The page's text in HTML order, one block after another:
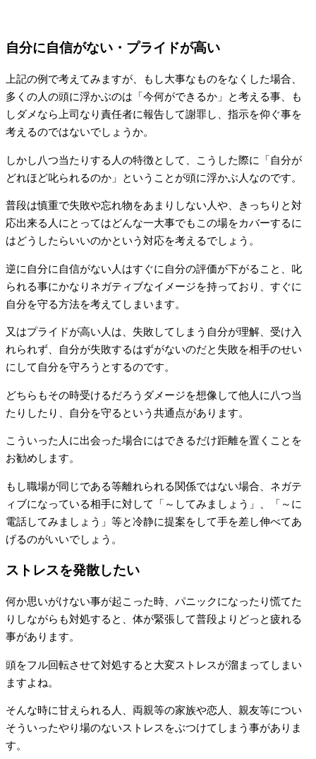
自分に自信がない・プライドが高い
上記の例で考えてみますが、もし大事なものをなくした場合、
多くの人の頭に浮かぶのは「今何ができるか」と考える事、も
しダメなら上司なり責任者に報告して謝罪し、指示を仰ぐ事を
考えるのではないでしょうか。
しかし八つ当たりする人の特徴として、こうした際に「自分が
どれほど叱られるのか」ということが頭に浮かぶ人なのです。
普段は慎重で失敗や忘れ物をあまりしない人や、きっちりと対
応出来る人にとってはどんな一大事でもこの場をカバーするに
はどうしたらいいのかという対応を考えるでしょう。
逆に自分に自信がない人はすぐに自分の評価が下がること、叱
られる事にかなりネガティブなイメージを持っており、すぐに
自分を守る方法を考えてしまいます。
又はプライドが高い人は、失敗してしまう自分が理解、受け入
れられず、自分が失敗するはずがないのだと失敗を相手のせい
にして自分を守ろうとするのです。
どちらもその時受けるだろうダメージを想像して他人に八つ当
たりしたり、自分を守るという共通点があります。
こういった人に出会った場合にはできるだけ距離を置くことを
お勧めします。
もし職場が同じである等離れられる関係ではない場合、ネガテ
ィブになっている相手に対して「～してみましょう」、「～に
電話してみましょう」等と冷静に提案をして手を差し伸べてあ
げるのがいいでしょう。
ストレスを発散したい
何か思いがけない事が起こった時、パニックになったり慌てた
りしながらも対処すると、体が緊張して普段よりどっと疲れる
事があります。
頭をフル回転させて対処すると大変ストレスが溜まってしまい
ますよね。
そんな時に甘えられる人、両親等の家族や恋人、親友等につい
そういったやり場のないストレスをぶつけてしまう事がありま
す。